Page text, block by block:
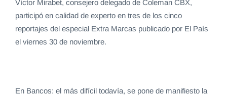
Víctor Mirabet, consejero delegado de Coleman CBX,
participó en calidad de experto en tres de los cinco
reportajes del especial Extra Marcas publicado por El País
el viernes 30 de noviembre.
En Bancos: el más difícil todavía, se pone de manifiesto la